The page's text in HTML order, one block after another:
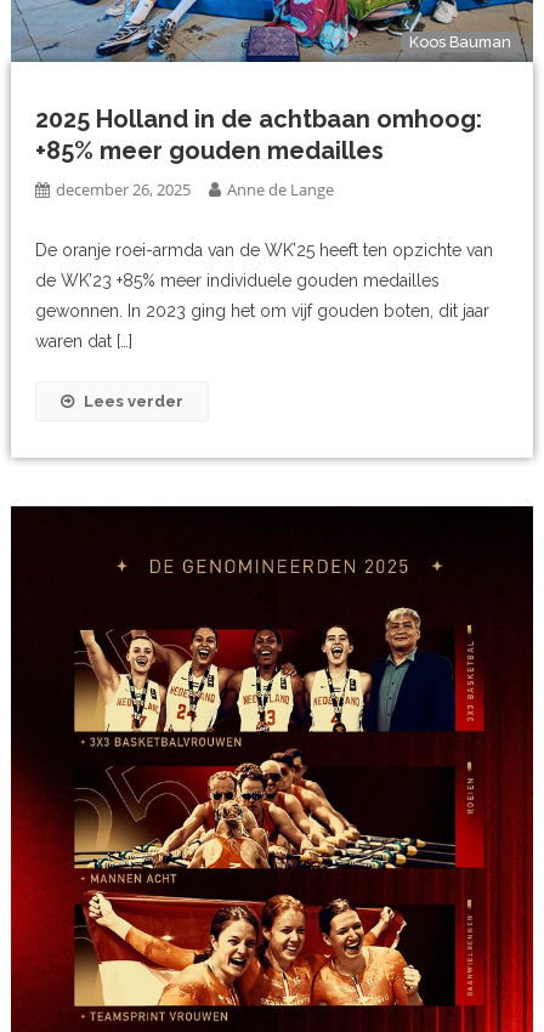
Koos Bauman
2025 Holland in de achtbaan omhoog:
+85% meer gouden medailles
december 26, 2025 Anne de Lange
De oranje roei-armda van de WK’25 heeft ten opzichte van
de WK’23 +85% meer individuele gouden medailles
gewonnen. In 2023 ging het om vijf gouden boten, dit jaar
waren dat […]
Lees verder